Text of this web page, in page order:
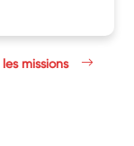
missions